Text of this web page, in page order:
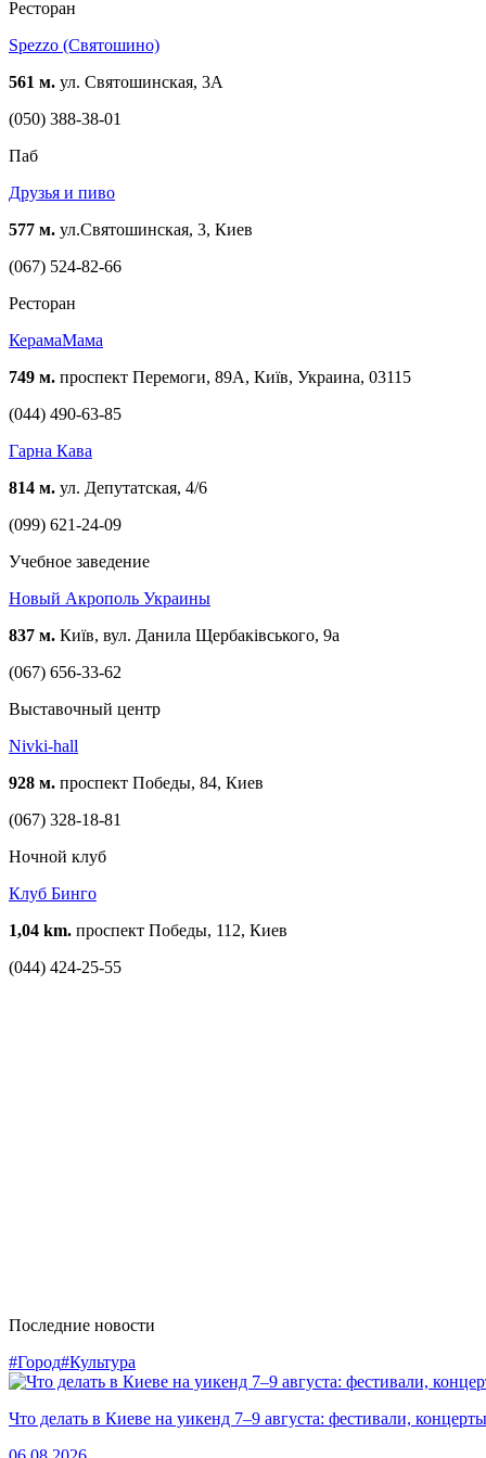
Ресторан
Spezzo (Святошино)
561 м. ул. Святошинская, 3А
(050) 388-38-01
Паб
Друзья и пиво
577 м. ул.Святошинская, 3, Киев
(067) 524-82-66
Ресторан
КерамаМама
749 м. проспект Перемоги, 89А, Київ, Украина, 03115
(044) 490-63-85
Гарна Кава
814 м. ул. Депутатская, 4/6
(099) 621-24-09
Учебное заведение
Новый Акрополь Украины
837 м. Київ, вул. Данила Щербаківського, 9а
(067) 656-33-62
Выставочный центр
Nivki-hall
928 м. проспект Победы, 84, Киев
(067) 328-18-81
Ночной клуб
Клуб Бинго
1,04 km. проспект Победы, 112, Киев
(044) 424-25-55
Последние новости
#Город#Культура
Что делать в Киеве на уикенд 7–9 августа: фестивали,